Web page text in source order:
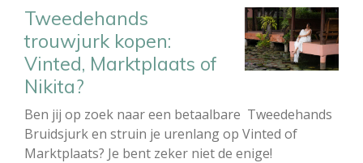
Tweedehands
trouwjurk kopen:
Vinted, Marktplaats of
Nikita?
Ben jij op zoek naar een betaalbare Tweedehands
Bruidsjurk en struin je urenlang op Vinted of
Marktplaats? Je bent zeker niet de enige!